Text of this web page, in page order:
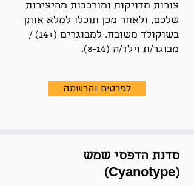
צורות מדויקות ומורכבות מהיצירות
שלכם, ולאחר מכן תוכלו למלא אותן
בשוקולד משובח. למבוגרים (+14) /
מבוגר/ת וילד/ה (8-14).
לפרטים והרשמה
סדנת הדפסי שמש
(Cyanotype)